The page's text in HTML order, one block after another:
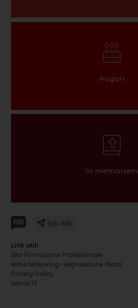
Auguri
In memoriam
Siti INE
Link utili
Sito Formazione Professionale
Whistleblowing - segnalazione illeciti
Privacy Policy
Servizi IT